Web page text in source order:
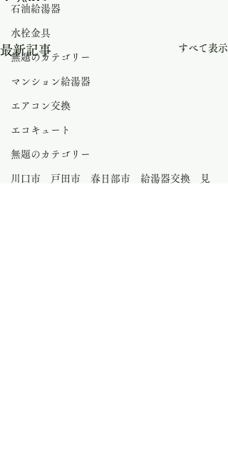
石油給湯器
水栓金具
無題のカテゴリー
マンション給湯器
エアコン交換
エコキュート
無題のカテゴリー
川口市 戸田市 春日部市 給湯器交換 見
最新記事 すべて表示